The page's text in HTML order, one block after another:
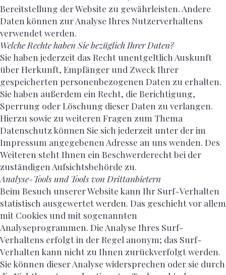
Bereitstellung der Website zu gewährleisten. Andere
Daten können zur Analyse Ihres Nutzerverhaltens
verwendet werden.
Welche Rechte haben Sie bezüglich Ihrer Daten?
Sie haben jederzeit das Recht unentgeltlich Auskunft
über Herkunft, Empfänger und Zweck Ihrer
gespeicherten personenbezogenen Daten zu erhalten.
Sie haben außerdem ein Recht, die Berichtigung,
Sperrung oder Löschung dieser Daten zu verlangen.
Hierzu sowie zu weiteren Fragen zum Thema
Datenschutz können Sie sich jederzeit unter der im
Impressum angegebenen Adresse an uns wenden. Des
Weiteren steht Ihnen ein Beschwerderecht bei der
zuständigen Aufsichtsbehörde zu.
Analyse-Tools und Tools von Drittanbietern
Beim Besuch unserer Website kann Ihr Surf-Verhalten
statistisch ausgewertet werden. Das geschieht vor allem
mit Cookies und mit sogenannten
Analyseprogrammen. Die Analyse Ihres Surf-
Verhaltens erfolgt in der Regel anonym; das Surf-
Verhalten kann nicht zu Ihnen zurückverfolgt werden.
Sie können dieser Analyse widersprechen oder sie durch